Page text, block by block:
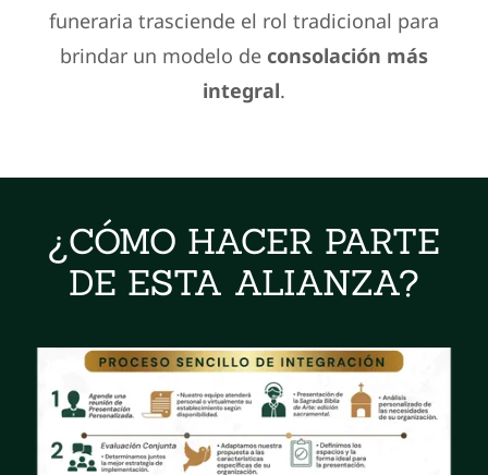
funeraria trasciende el rol tradicional para
brindar un modelo de consolación más
integral.
¿CÓMO HACER PARTE
DE ESTA ALIANZA?